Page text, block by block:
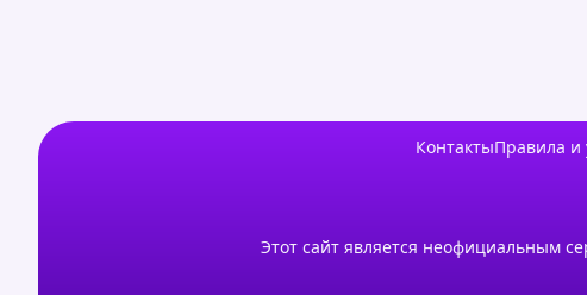
КонтактыПравила и
Этот сайт является неофициальным